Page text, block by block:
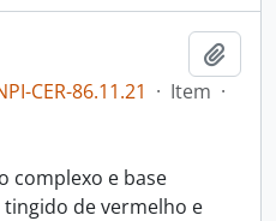
CER-86.11.21 · Item ·
complexo e base
de vermelho e